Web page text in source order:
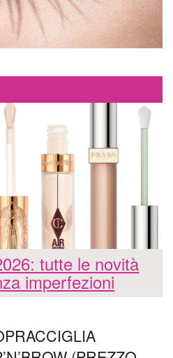
tutte le novità
imperfezioni